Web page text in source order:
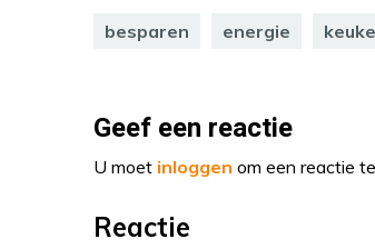
besparen energie
Geef een reactie
U moet inloggen om een reactie
Reactie